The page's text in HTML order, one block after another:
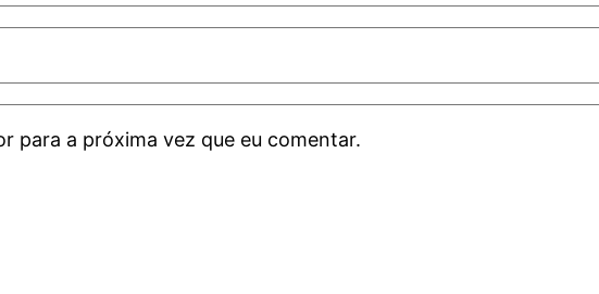
para a próxima vez que eu comentar.